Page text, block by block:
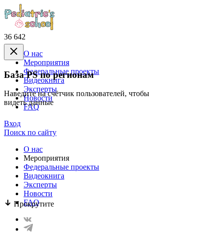
36 642
База PS по регионам
Наведите на счётчик пользователей, чтобы
видеть данные
Прокрутите
О нас
Mероприятия
Федеральные проекты
Видеокнига
Эксперты
Новости
FAQ
Вход
Поиск по сайту
О нас
Mероприятия
Федеральные проекты
Видеокнига
Эксперты
Новости
FAQ